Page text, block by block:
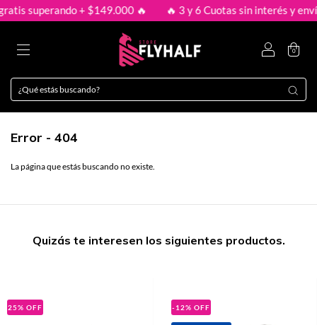
superando + $149.000 🔥 🔥 3 y 6 Cuotas sin interés y
0
Error - 404
La página que estás buscando no existe.
Quizás te interesen los siguientes productos.
25% OFF -12% OFF